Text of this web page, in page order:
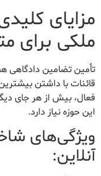
مزایای
ملکی برای
تأمین تضامین دادگاهی
قائنات با داشتن
فعال، بیش از هر جای
این حوزه نیاز دارد.
ویژگی‌های
آنلاین: